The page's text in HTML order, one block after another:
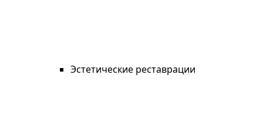
Эстетические реставрации